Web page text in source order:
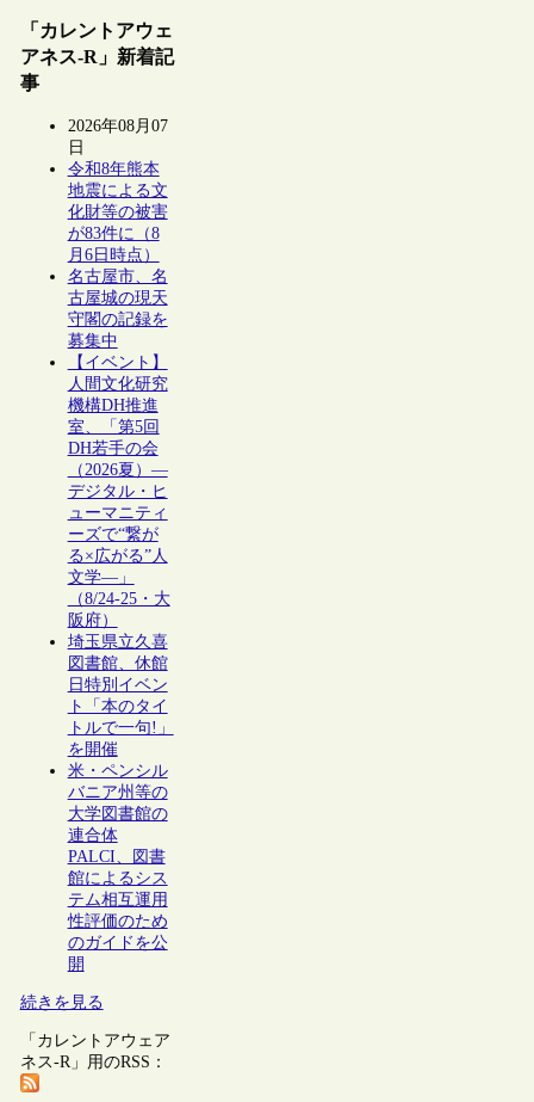
「カレントアウェ
アネス-R」新着記
事
2026年08月07
日
令和8年熊本
地震による文
化財等の被害
が83件に（8
月6日時点）
名古屋市、名
古屋城の現天
守閣の記録を
募集中
【イベント】
人間文化研究
機構DH推進
室、「第5回
DH若手の会
（2026夏）―
デジタル・ヒ
ューマニティ
ーズで“繋が
る×広がる”人
文学―」
（8/24-25・大
阪府）
埼玉県立久喜
図書館、休館
日特別イベン
ト「本のタイ
トルで一句!」
を開催
米・ペンシル
バニア州等の
大学図書館の
連合体
PALCI、図書
館によるシス
テム相互運用
性評価のため
のガイドを公
開
続きを見る
「カレントアウェア
ネス-R」用のRSS：